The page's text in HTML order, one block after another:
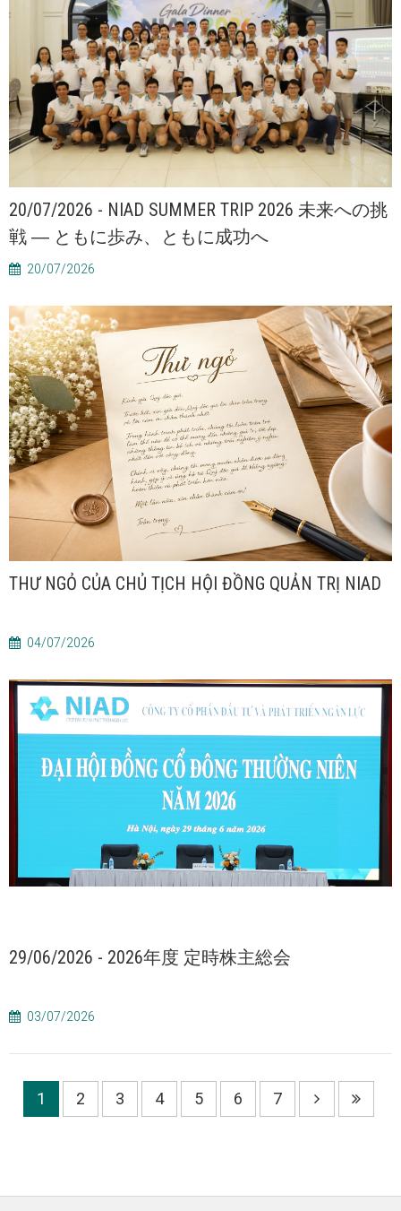
20/07/2026 - NIAD SUMMER TRIP 2026 未来への挑
戦 ― ともに歩み、ともに成功へ
20/07/2026
THƯ NGỎ CỦA CHỦ TỊCH HỘI ĐỒNG QUẢN TRỊ NIAD
04/07/2026
29/06/2026 - 2026年度 定時株主総会
03/07/2026
1 2 3 4 5 6 7